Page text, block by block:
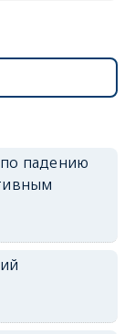
падению